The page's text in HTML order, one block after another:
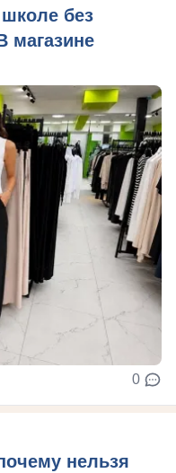
школе без
магазине
0
нельзя